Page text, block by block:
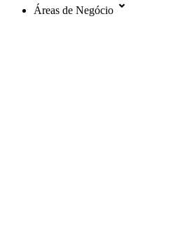
Áreas de Negócio